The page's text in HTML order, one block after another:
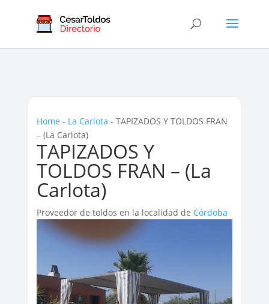
Home - La Carlota - TAPIZADOS Y TOLDOS FRAN
– (La Carlota)
TAPIZADOS Y
TOLDOS FRAN – (La
Carlota)
Proveedor de toldos en la localidad de Córdoba